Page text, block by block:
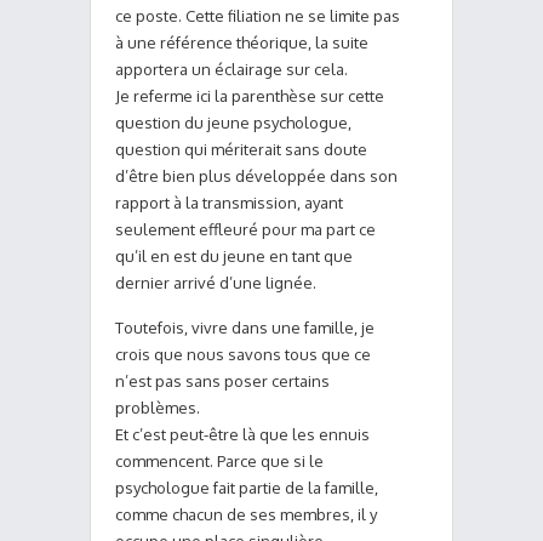
ce poste. Cette filiation ne se limite pas
à une référence théorique, la suite
apportera un éclairage sur cela.
Je referme ici la parenthèse sur cette
question du jeune psychologue,
question qui mériterait sans doute
d’être bien plus développée dans son
rapport à la transmission, ayant
seulement effleuré pour ma part ce
qu’il en est du jeune en tant que
dernier arrivé d’une lignée.
Toutefois, vivre dans une famille, je
crois que nous savons tous que ce
n’est pas sans poser certains
problèmes.
Et c’est peut-être là que les ennuis
commencent. Parce que si le
psychologue fait partie de la famille,
comme chacun de ses membres, il y